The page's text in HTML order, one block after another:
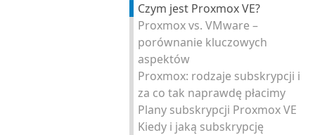
Czym jest Proxmox VE?
Proxmox vs. VMware –
porównanie kluczowych
aspektów
Proxmox: rodzaje subskrypcji i
za co tak naprawdę płacimy
Plany subskrypcji Proxmox VE
Kiedy i jaką subskrypcję